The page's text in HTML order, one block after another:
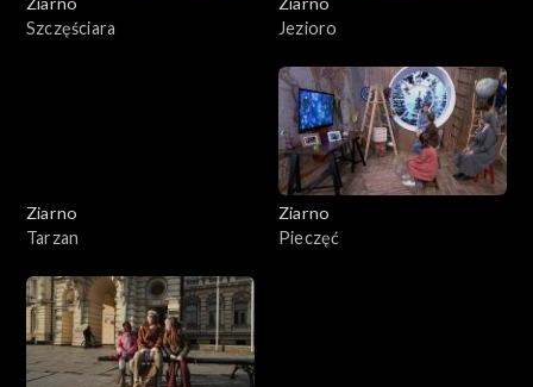
Szczęściara
Jezioro
Ziarno
Tarzan
Ziarno
Pieczęć